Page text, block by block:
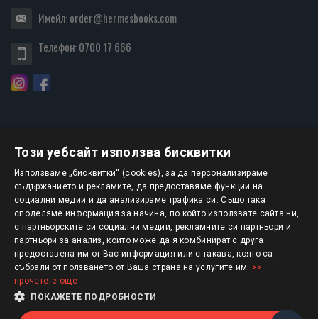
Имейл:order@hermesbooks.com
Телефон:0700 17 666
БЮЛЕТИН
АБОНИРАНЕ
Авторско право © 2025 HERMESBOOKS.BG
1 EUR = 1.95583 BGN
Този уебсайт използва бисквитки
Използваме „бисквитки“ (cookies), за да персонализираме
съдържанието и рекламите, да предоставяме функции на
социални медии и да анализираме трафика си. Също така
споделяме информация за начина, по който използвате сайта ни,
с партньорските си социални медии, рекламните си партньори и
партньори за анализ, които може да я комбинират с друга
предоставена им от Вас информация или с такава, която са
събрали от ползването от Ваша страна на услугите им. >>
прочетете още
ПОКАЖЕТЕ ПОДРОБНОСТИ